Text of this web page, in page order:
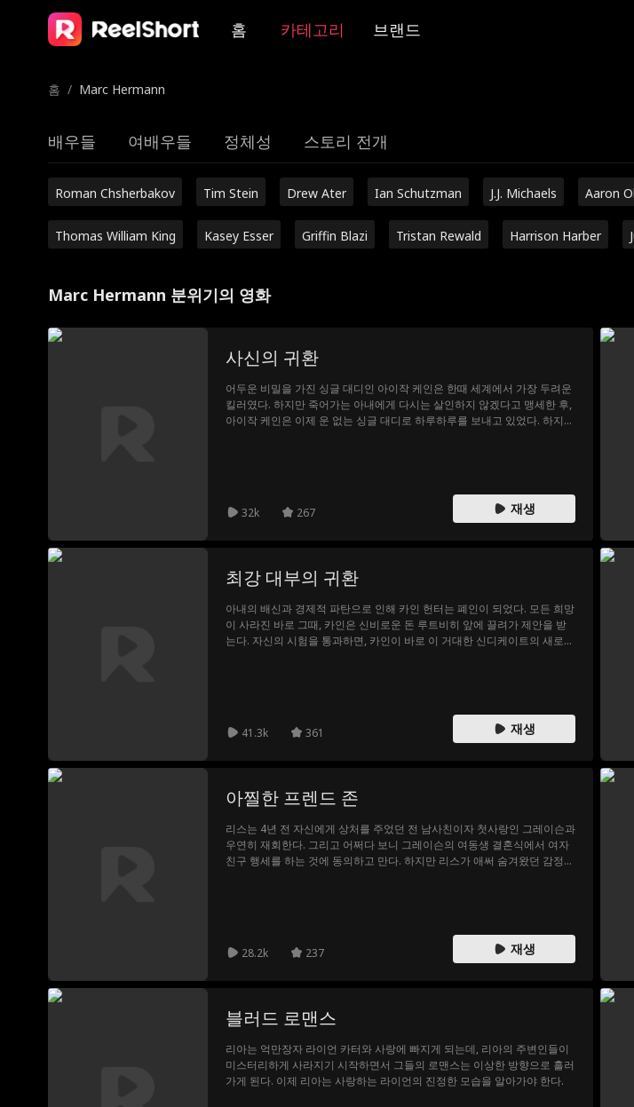
홈 카테고리 브랜드
홈 / Marc Hermann
배우들 여배우들 정체성 스토리 전개
Roman Chsherbakov Tim Stein Drew Ater Ian Schutzman J.J. Michaels Aaron
Thomas William King Kasey Esser Griffin Blazi Tristan Rewald Harrison Harber
Marc Hermann 분위기의 영화
사신의 귀환
어두운 비밀을 가진 싱글 대디인 아이작 케인은 한때 세계에서 가장 두려운
킬러였다. 하지만 죽어가는 아내에게 다시는 살인하지 않겠다고 맹세한 후,
아이작 케인은 이제 운 없는 싱글 대디로 하루하루를 보내고 있었다. 하지만
32k 267 재생
최강 대부의 귀환
아내의 배신과 경제적 파탄으로 인해 카인 헌터는 폐인이 되었다. 모든 희망
이 사라진 바로 그때, 카인은 신비로운 돈 루트비히 앞에 끌려가 제안을 받
는다. 자신의 시험을 통과하면, 카인이 바로 이 거대한 신디케이트의 새로운
41.3k 361 재생
아찔한 프렌드 존
리스는 4년 전 자신에게 상처를 주었던 전 남사친이자 첫사랑인 그레이슨과
우연히 재회한다. 그리고 어쩌다 보니 그레이슨의 여동생 결혼식에서 여자
친구 행세를 하는 것에 동의하고 만다. 하지만 리스가 애써 숨겨왔던 감정들
28.2k 237 재생
블러드 로맨스
리아는 억만장자 라이언 카터와 사랑에 빠지게 되는데, 리아의 주변인들이
미스터리하게 사라지기 시작하면서 그들의 로맨스는 이상한 방향으로 흘러
가게 된다. 이제 리아는 사랑하는 라이언의 진정한 모습을 알아가야 한다.